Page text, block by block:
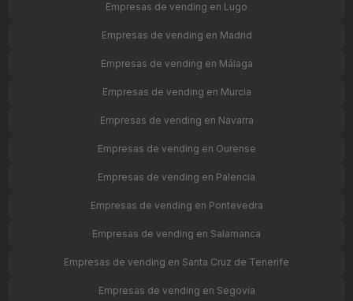
Empresas de vending en Lugo
Empresas de vending en Madrid
Empresas de vending en Málaga
Empresas de vending en Murcia
Empresas de vending en Navarra
Empresas de vending en Ourense
Empresas de vending en Palencia
Empresas de vending en Pontevedra
Empresas de vending en Salamanca
Empresas de vending en Santa Cruz de Tenerife
Empresas de vending en Segovia